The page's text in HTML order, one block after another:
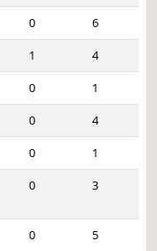
0
6
1
4
0
1
0
4
0
1
0 3
0
5